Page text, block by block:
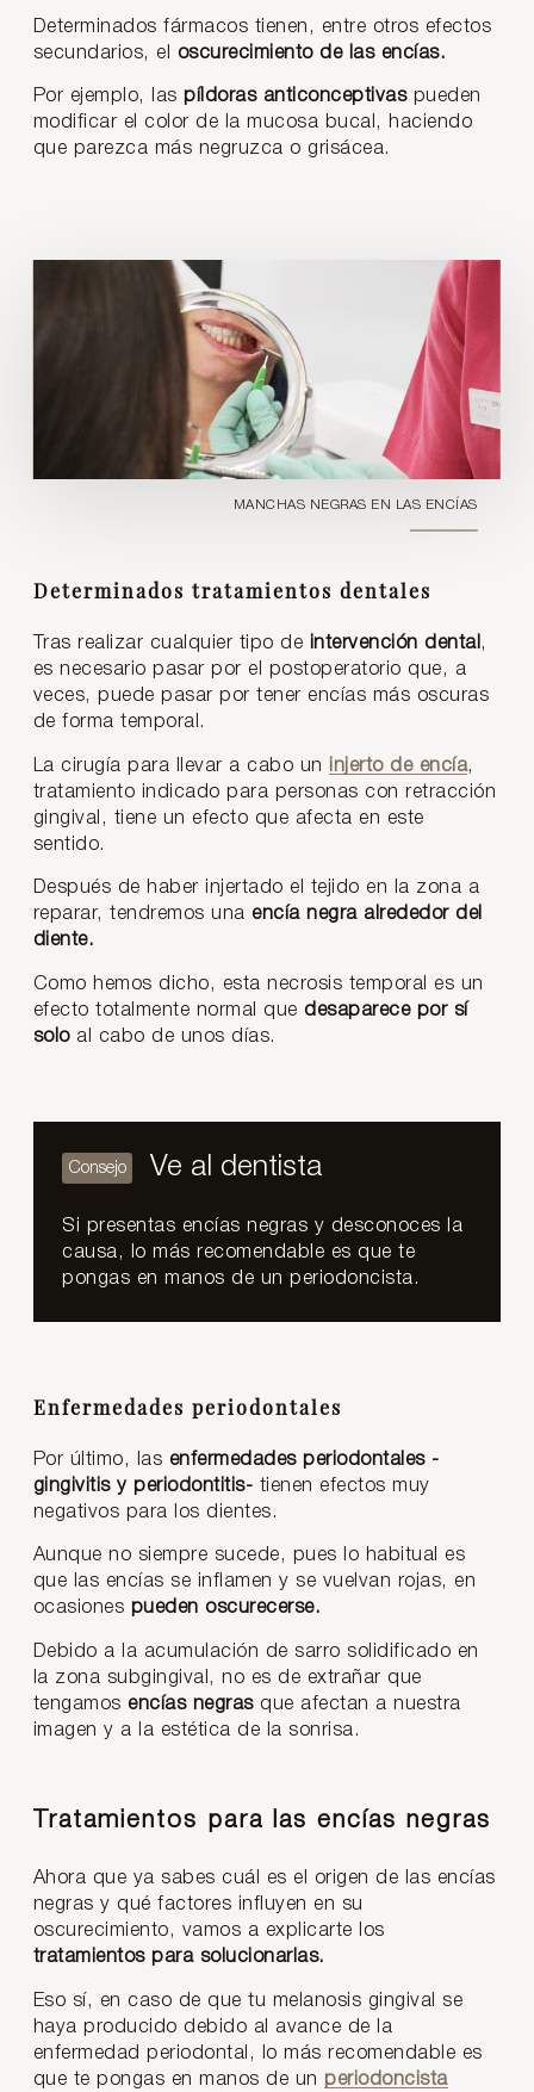
Determinados fármacos tienen, entre otros efectos
secundarios, el
oscurecimiento de las encías.
Por ejemplo, las píldoras anticonceptivaspueden
modificar el color de la mucosa bucal, haciendo
que parezca más negruzca o grisácea.
MANCHAS NEGRAS EN LAS ENCÍAS
Determinados tratamientos dentales
Tras realizar cualquier tipo de intervención dental ,
es necesario pasar por el postoperatorio que, a
veces, puede pasar por tener encías más oscuras
de forma temporal.
La cirugía para llevar a cabo un injerto de encía,
tratamiento indicado para personas con retracción
gingival, tiene un efecto que afecta en este
sentido.
Después de haber injertado el tejido en la zona a
reparar, tendremos una encía negra alrededor del
diente.
Como hemos dicho, esta necrosis temporal es un
efecto totalmente normal que desaparece por sí
solo al cabo de unos días.
Ve al dentista
Si presentas encías negras y desconoces la
causa, lo más recomendable es que te
pongas en manos de un periodoncista.
Enfermedades periodontales
Por último, las enfermedades periodontales -
gingivitis y periodontitis- tienen efectos muy
negativos para los dientes.
Aunque no siempre sucede, pues lo habitual es
que las encías se inflamen y se vuelvan rojas, en
ocasiones pueden oscurecerse.
Debido a la acumulación de sarro solidificado en
la zona subgingival, no es de extrañar que
tengamos encías negras que afectan a nuestra
imagen y a la estética de la sonrisa.
Tratamientos para las encías negras
Ahora que ya sabes cuál es el origen de las encías
negras y qué factores influyen en su
oscurecimiento, vamos a explicarte los
tratamientos para solucionarlas.
Eso sí, en caso de que tu melanosis gingival se
haya producido debido al avance de la
enfermedad periodontal, lo más recomendable es
que te pongas en manos de un periodoncista